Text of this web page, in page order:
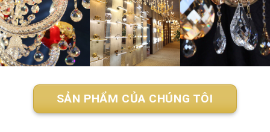
SẢN PHẨM CỦA CHÚNG TÔI